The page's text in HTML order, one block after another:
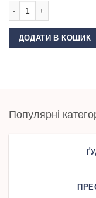
ДОДАТИ В КОШИК
Популярні